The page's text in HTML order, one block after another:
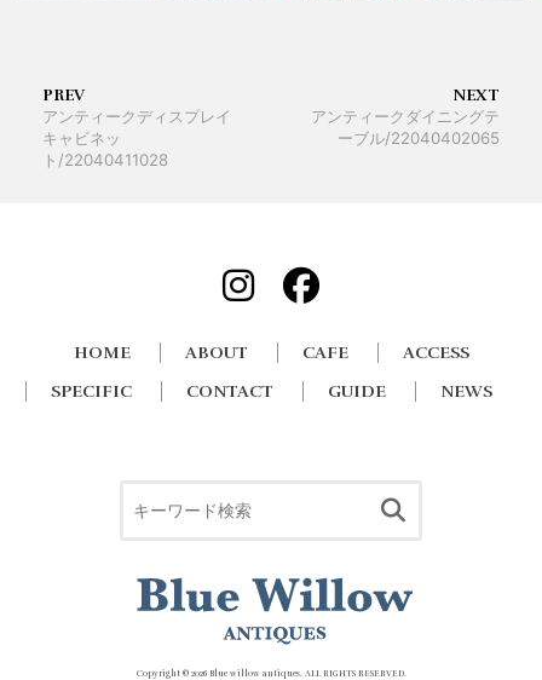
PREV
アンティークディスプレイ
キャビネッ
ト/22040411028
NEXT
アンティークダイニングテ
ーブル/22040402065
HOME ABOUT CAFE
ACCESS
SPECIFIC
CONTACT GUIDE NEWS
Copyright © 2026 Blue willow antiques. ALL RIGHTS RESERVED.